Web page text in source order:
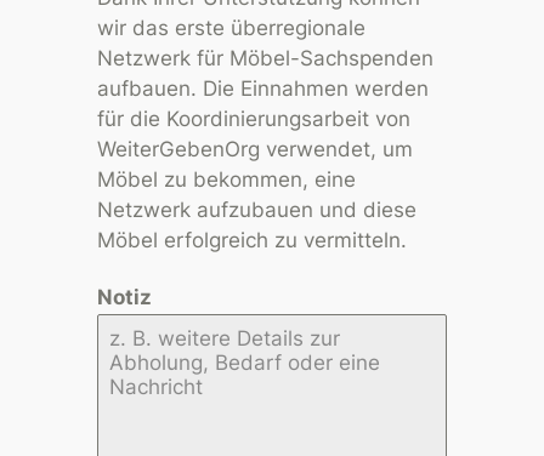
wir das erste überregionale
Netzwerk für Möbel-Sachspenden
aufbauen. Die Einnahmen werden
für die Koordinierungsarbeit von
WeiterGebenOrg verwendet, um
Möbel zu bekommen, eine
Netzwerk aufzubauen und diese
Möbel erfolgreich zu vermitteln.
Notiz